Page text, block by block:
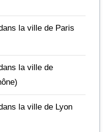
la ville de Paris
la ville de
la ville de Lyon